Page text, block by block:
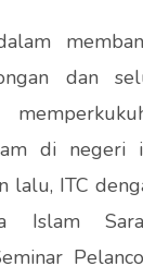
dan
di negeri
lalu, ITC
Islam